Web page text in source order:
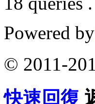
Powered by
© 2011-
快速回復